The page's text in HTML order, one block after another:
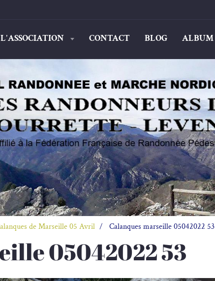
L'ASSOCIATION CONTACT BLOG ALBUM
de Marseille 05 Avril Calanques marseille 05042022 53
05042022 53